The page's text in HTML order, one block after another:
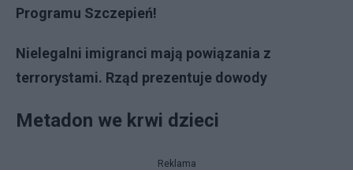
Programu Szczepień!
Nielegalni imigranci mają powiązania z
terrorystami. Rząd prezentuje dowody
Metadon we krwi dzieci
Reklama